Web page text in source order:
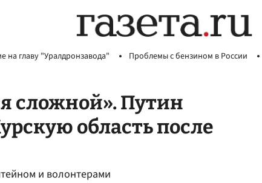
на главу "Уралдронзавода" Проблемы с бензином в России
сложной». Путин
область после
и волонтерами